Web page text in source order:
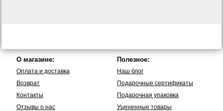
О магазине:
Оплата и доставка
Возврат
Контакты
Отзывы о нас
Полезное:
Наш блог
Подарочные сертификаты
Подарочная упаковка
Уцененные товары